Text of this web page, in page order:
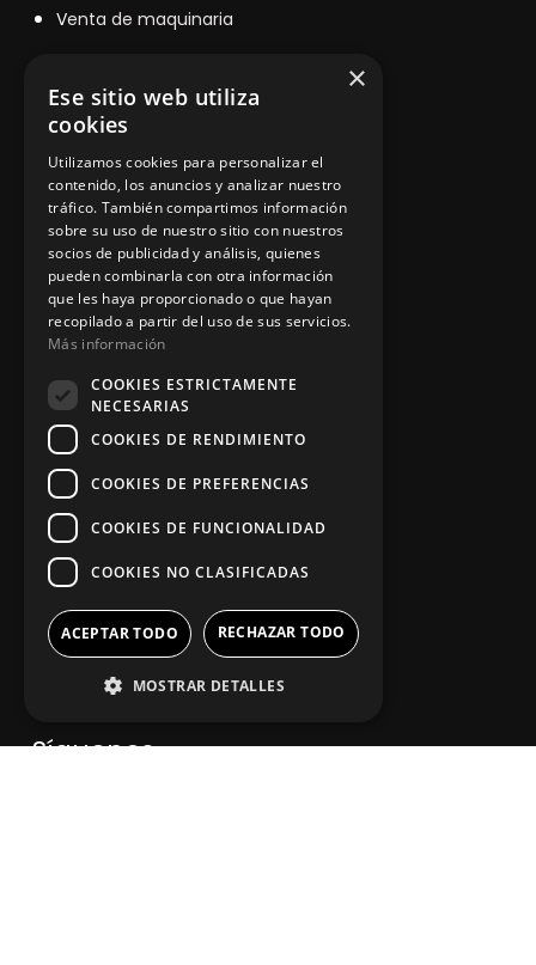
Venta de maquinaria
Instalación y reparación
Contacto
Información legal
Política de privacidad
Aviso legal
App Zine Hostelería
Síguenos
×
Ese sitio web utiliza
cookies
Utilizamos cookies para personalizar el
contenido, los anuncios y analizar nuestro
tráfico. También compartimos información
sobre su uso de nuestro sitio con nuestros
socios de publicidad y análisis, quienes
pueden combinarla con otra información
que les haya proporcionado o que hayan
recopilado a partir del uso de sus servicios.
Más información
COOKIES ESTRICTAMENTE
NECESARIAS
COOKIES DE RENDIMIENTO
COOKIES DE PREFERENCIAS
COOKIES DE FUNCIONALIDAD
COOKIES NO CLASIFICADAS
ACEPTAR TODO RECHAZAR TODO
MOSTRAR DETALLES